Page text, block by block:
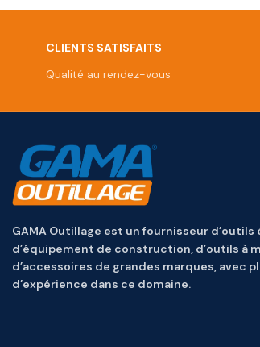
CLIENTS SATISFAITS
Qualité au rendez-vous
GAMA Outillage est un fournisseur
d’équipement de construction, d’outils à
d’accessoires de grandes marques, avec
d’expérience dans ce domaine.